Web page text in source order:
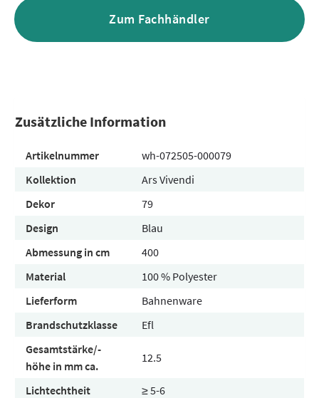
Zum Fachhändler
Zusätzliche Information
Artikelnummer
wh-072505-000079
Kollektion
Ars Vivendi
Dekor
79
Design
Blau
Abmessung in cm
400
Material
100 % Polyester
Lieferform
Bahnenware
Brandschutzklasse
Efl
Gesamtstärke/-
höhe in mm ca.
12.5
Lichtechtheit
≥ 5-6